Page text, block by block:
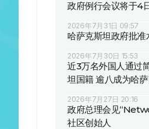
政府例行会议将于4
2026年7月31日 09:57
哈萨克斯坦政府批
2026年7月30日 15:53
近3万名外国人通过
坦国籍 逾八成为哈
2026年7月27日 20:16
政府总理会见
社区创始人